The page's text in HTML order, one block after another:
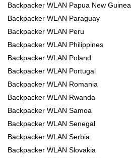
Backpacker WLAN Papua New Guinea
Backpacker WLAN Paraguay
Backpacker WLAN Peru
Backpacker WLAN Philippines
Backpacker WLAN Poland
Backpacker WLAN Portugal
Backpacker WLAN Romania
Backpacker WLAN Rwanda
Backpacker WLAN Samoa
Backpacker WLAN Senegal
Backpacker WLAN Serbia
Backpacker WLAN Slovakia